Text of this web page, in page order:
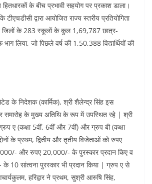
के बीच प्रभावी सहयोग पर प्रकाश डाला।
टीएचडीसी द्वारा आयोजित राज्य स्तरीय प्रतियोगिता
जिलों के 283 स्कूलों के कुल 1,69,787 छात्र-
लिया, जो पिछले वर्ष की 1,50,388 विद्यार्थियों की
के निदेशक (कार्मिक), श्री शैलेन्द्र सिंह इस
समारोह के मुख्य अतिथि के रूप में उपस्थित रहे | श्री
ए (कक्षा 5वीं, 6वीं और 7वीं) और ग्रुप बी (कक्षा
के प्रथम, द्वितीय और तृतीय विजेताओं को रुपए
और रुपए 20,000/- के पुरस्कार प्रदान किए व
10 सांत्वना पुरस्कार भी प्रदान किया | ग्रुप ए से
हरिद्वार ने प्रथम, सुश्री आरुषि सिंह,